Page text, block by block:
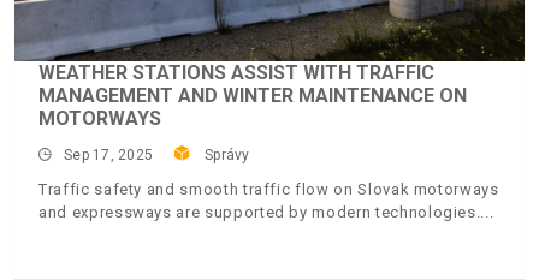
WEATHER STATIONS ASSIST WITH TRAFFIC
MANAGEMENT AND WINTER MAINTENANCE ON
MOTORWAYS
Sep 17, 2025 Správy
Traffic safety and smooth traffic flow on Slovak motorways
and expressways are supported by modern technologies.